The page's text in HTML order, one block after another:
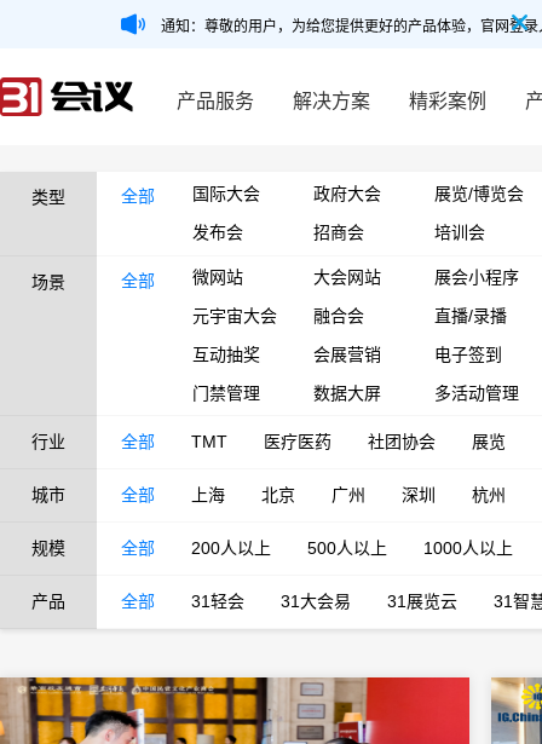
通知：尊敬的用户，为给您提供更好的产品体验，官网登
产品服务 解决方案 精彩案例
类型 全部 国际大会 政府大会
展览/博览会
发布会
招商会 培训会
场景 全部 微网站 大会网站
展会小程序
元宇宙大会
融合会
直播/录播
互动抽奖
会展营销
电子签到
门禁管理
数据大屏 多活动管理
行业 全部 TMT 医疗医药 社团协会 展览
城市 全部 上海 北京 广州 深圳 杭州
规模 全部 200人以上 500人以上 1000人以上
产品 全部 31轻会 31大会易 31展览云 31智